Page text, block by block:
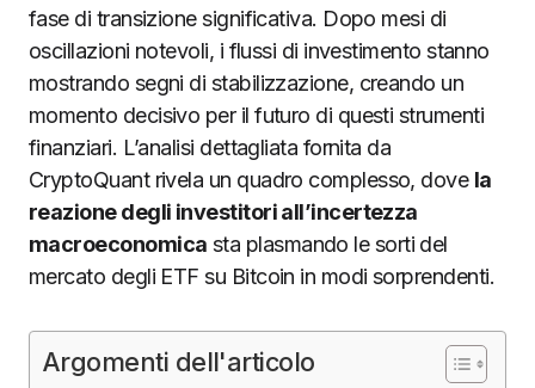
fase di transizione significativa. Dopo mesi di
oscillazioni notevoli, i flussi di investimento stanno
mostrando segni di stabilizzazione, creando un
momento decisivo per il futuro di questi strumenti
finanziari. L’analisi dettagliata fornita da
CryptoQuant rivela un quadro complesso, dove la
reazione degli investitori all’incertezza
macroeconomica sta plasmando le sorti del
mercato degli ETF su Bitcoin in modi sorprendenti.
Argomenti dell'articolo